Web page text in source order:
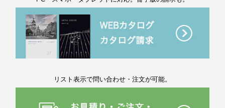
リスト表示で問い合わせ・注文が可能。